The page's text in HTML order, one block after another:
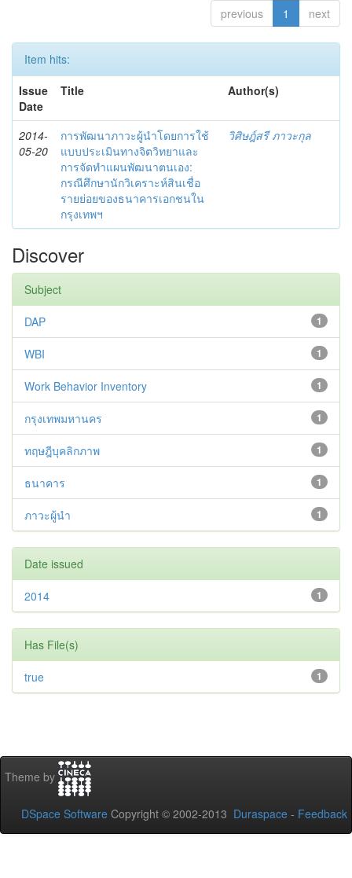
previous 1 next
Item hits:
Issue
Date
Title Author(s)
2014-
05-20
การพัฒนาภาวะผู้นำโดยการใช้
แบบประเมินทางจิตวิทยาและ
การจัดทำแผนพัฒนาตนเอง:
กรณีศึกษานักวิเคราะห์สินเชื่อ
รายย่อยของธนาคารเอกชนใน
กรุงเทพฯ
วิศิษฎ์สรี ภาวะกุล
Discover
Subject
1
DAP
1
WBI
1
Work Behavior Inventory
1
กรุงเทพมหานคร
1
ทฤษฎีบุคลิกภาพ
1
ธนาคาร
1
ภาวะผู้นำ
Date issued
1
2014
Has File(s)
1
true
Theme by
DSpace Software Copyright © 2002-2013 Duraspace - Feedback